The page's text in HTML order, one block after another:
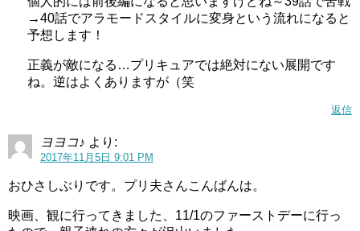
→40話でアラモードスタイルに変身という流れになると
予想します！
正義が敵になる…プリキュアでは絶対にない展開です
ね。逆はよくありますが（笑
返信
ヨヨコ♪ より:
2017年11月5日 9:01 PM
おひさしぶりです。プリ夫さんこんばんは。
映画、観に行ってきました、11/1のファーストデーに行っ